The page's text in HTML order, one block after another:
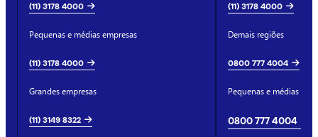
(11) 3178 4000
Pequenas e médias empresas
(11) 3178 4000
Grandes empresas
(11) 3149 8322
(11) 3178 4000
Demais regiões
0800 777 4004
Pequenas e médias
0800 777 4004